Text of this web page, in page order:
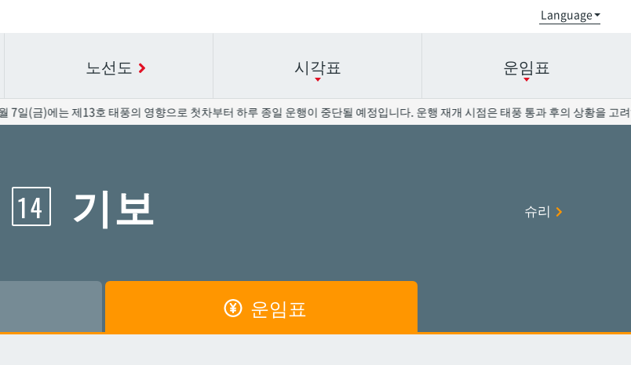
노선도 시각표
아카미네
기보 슈리 이시미네
운임표
아카미네
기보 슈리 이시미네
는 제13호 태풍의 영향으로 첫차부터 하루 종일 운행이 중단될 예정입니다. 운행 재개 시점은 태풍 통과 후의 상황을 고려하여
14 기보
운임표
슈리